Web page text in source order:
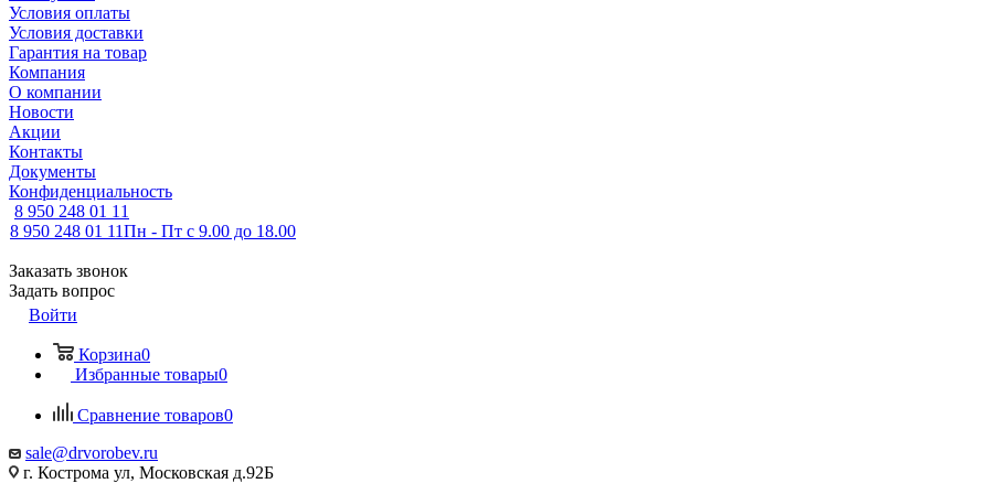
Условия оплаты
Условия доставки
Гарантия на товар
Компания
О компании
Новости
Акции
Контакты
Документы
Конфиденциальность
8 950 248 01 11
8 950 248 01 11Пн - Пт с 9.00 до 18.00
Заказать звонок
Задать вопрос
Войти
Корзина0
Избранные товары0
Сравнение товаров0
sale@drvorobev.ru
г. Кострома ул, Московская д.92Б